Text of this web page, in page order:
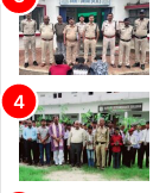
में
टेस्ला
की
बिक्री
लगातार
मजबूत
बनी
हुई